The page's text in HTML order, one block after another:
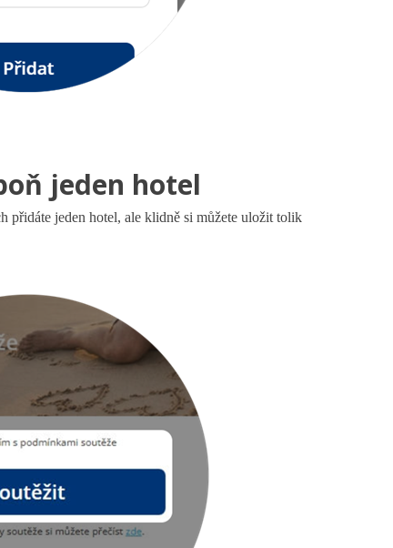
jeden hotel
přidáte jeden hotel, ale klidně si můžete uložit tolik